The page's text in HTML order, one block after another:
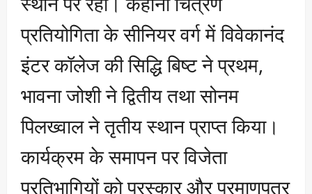
प्रतियोगिता के सीनियर वर्ग में विवेकानंद
इंटर कॉलेज की सिद्धि बिष्ट ने प्रथम,
भावना जोशी ने द्वितीय तथा सोनम
पिलख्वाल ने तृतीय स्थान प्राप्त किया।
कार्यक्रम के समापन पर विजेता
प्रतिभागियों को पुरस्कार और प्रमाणपत्र